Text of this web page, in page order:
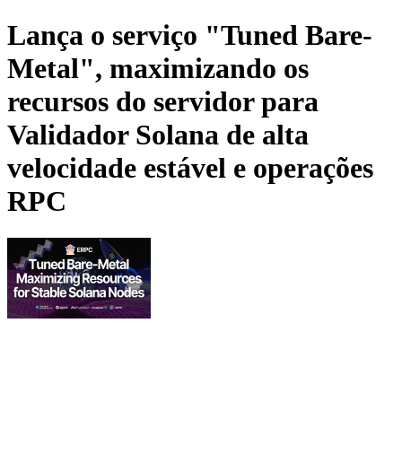
Lança o serviço "Tuned Bare-
Metal", maximizando os
recursos do servidor para
Validador Solana de alta
velocidade estável e operações
RPC